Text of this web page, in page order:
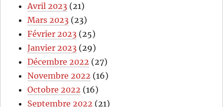
Avril 2023 (21)
Mars 2023 (23)
Février 2023 (25)
Janvier 2023 (29)
Décembre 2022 (27)
Novembre 2022 (16)
Octobre 2022 (16)
Septembre 2022 (21)